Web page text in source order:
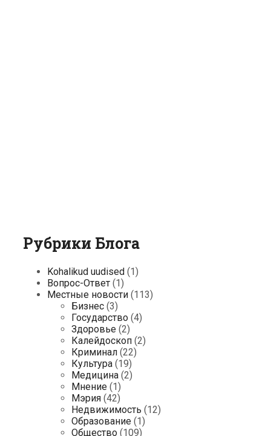
Рубрики Блога
Kohalikud uudised (1)
Вопрос-Ответ (1)
Местные новости (113)
Бизнес (3)
Государство (4)
Здоровье (2)
Калейдоскоп (2)
Криминал (22)
Культура (19)
Медицина (2)
Мнение (1)
Мэрия (42)
Недвижимость (12)
Образование (1)
Общество (109)